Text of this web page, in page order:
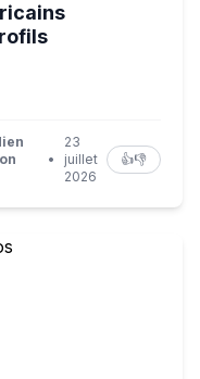
•
23
juillet
2026
👍👎